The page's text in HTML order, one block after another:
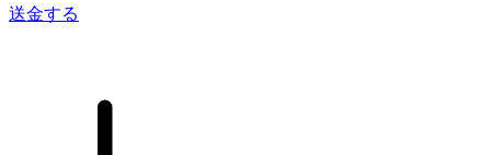
送金する